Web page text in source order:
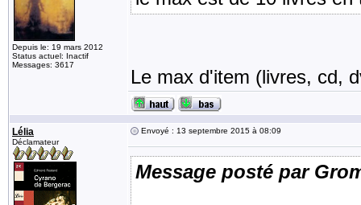
Depuis le: 19 mars 2012
Status actuel: Inactif
Messages: 3617
Le max d'item (livres, cd,
Lélia
Déclamateur
Envoyé : 13 septembre 2015 à 08:09
Message posté par